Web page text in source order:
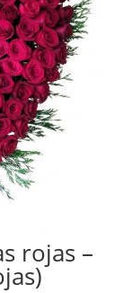
rojas –